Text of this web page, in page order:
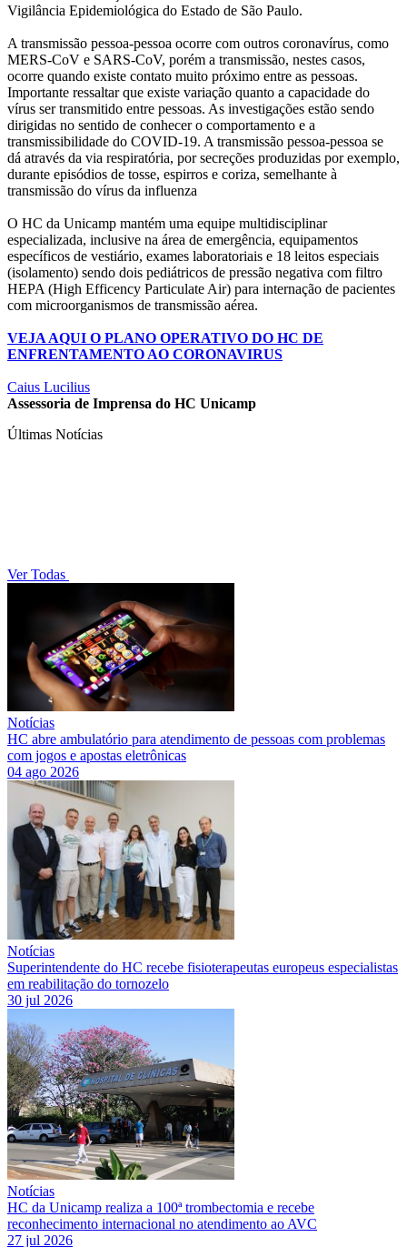
Vigilância Epidemiológica do Estado de São Paulo.
A transmissão pessoa-pessoa ocorre com outros coronavírus, como
MERS-CoV e SARS-CoV, porém a transmissão, nestes casos,
ocorre quando existe contato muito próximo entre as pessoas.
Importante ressaltar que existe variação quanto a capacidade do
vírus ser transmitido entre pessoas. As investigações estão sendo
dirigidas no sentido de conhecer o comportamento e a
transmissibilidade do COVID-19. A transmissão pessoa-pessoa se
dá através da via respiratória, por secreções produzidas por exemplo,
durante episódios de tosse, espirros e coriza, semelhante à
transmissão do vírus da influenza
O HC da Unicamp mantém uma equipe multidisciplinar
especializada, inclusive na área de emergência, equipamentos
específicos de vestiário, exames laboratoriais e 18 leitos especiais
(isolamento) sendo dois pediátricos de pressão negativa com filtro
HEPA (High Efficency Particulate Air) para internação de pacientes
com microorganismos de transmissão aérea.
VEJA AQUI O PLANO OPERATIVO DO HC DE
ENFRENTAMENTO AO CORONAVIRUS
Caius Lucilius
Assessoria de Imprensa do HC Unicamp
Últimas Notícias
Ver Todas
Notícias
HC abre ambulatório para atendimento de pessoas com problemas
com jogos e apostas eletrônicas
04 ago 2026
Notícias
Superintendente do HC recebe fisioterapeutas europeus especialistas
em reabilitação do tornozelo
30 jul 2026
Notícias
HC da Unicamp realiza a 100ª trombectomia e recebe
reconhecimento internacional no atendimento ao AVC
27 jul 2026